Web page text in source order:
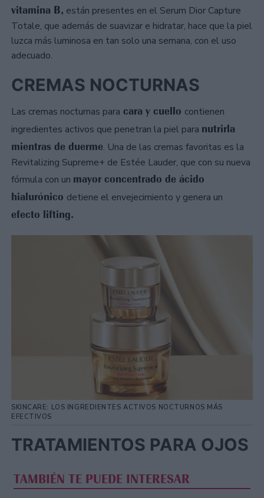
vitamina B, están presentes en el Serum Dior Capture
Totale, que además de suavizar e hidratar, hace que la piel
luzca más luminosa en tan solo una semana, con el uso
adecuado.
CREMAS NOCTURNAS
Las cremas nocturnas para cara y cuello contienen
ingredientes activos que penetran la piel para nutrirla
mientras de duerme. Una de las cremas favoritas es la
Revitalizing Supreme+ de Estée Lauder, que con su nueva
fórmula con un mayor concentrado de ácido
hialurónico detiene el envejecimiento y genera un
efecto lifting.
SKINCARE: LOS INGREDIENTES ACTIVOS NOCTURNOS MÁS
EFECTIVOS
TRATAMIENTOS PARA OJOS
TAMBIÉN TE PUEDE INTERESAR